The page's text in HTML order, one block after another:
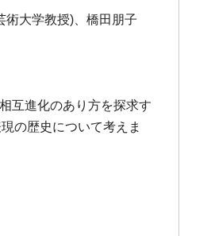
術大学教授)、橋田朋子
互進化のあり方を探求す
の歴史について考えま